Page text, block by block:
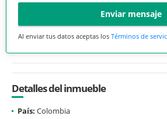
Enviar mensaje
Al enviar tus datos aceptas los Términos de
Detalles del inmueble
País: Colombia